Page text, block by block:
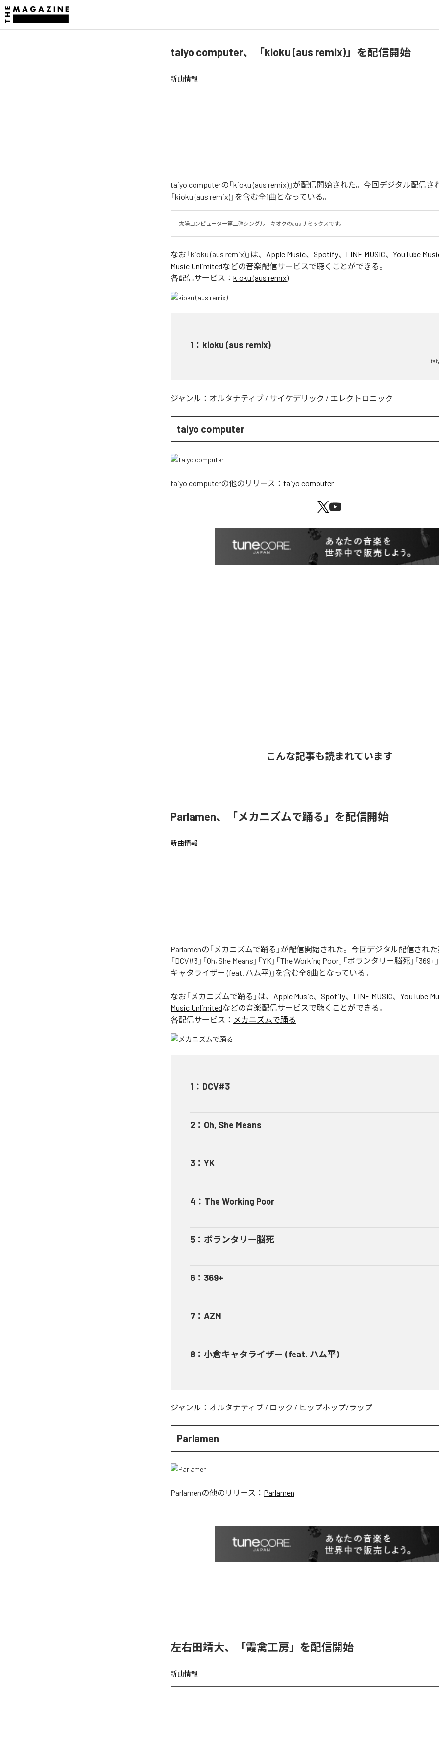
taiyo computer、「kioku (aus remix)」を配信開始
新曲情報
taiyo computerの「kioku (aus remix)」が配信開始された。今回デジタル配信さ
「kioku (aus remix)」を含む全1曲となっている。
太陽コンピューター第二弾シングル　キオクのaus リミックスです。
なお「kioku (aus remix) 」は、 Apple Music、 Spotify、 LINE MUSIC、 YouTube
Music Unlimitedなどの音楽配信サービスで聴くことができる。
各配信サービス： kioku (aus remix)
1 ： kioku (aus remix)
ジャンル： オルタナティブ / サイケデリック / エレクトロニック
taiyo computer
taiyo computerの他のリリース： taiyo computer
こんな記事も読まれています
Parlamen、「メカニズムで踊る」を配信開始
新曲情報
Parlamenの「メカニズムで踊る」が配信開始された。今回デジタル配信された
「DCV#3」「Oh, She Means」「YK」「The Working Poor」「ボランタリー脳死」「369+
キャタライザー (feat. ハム平)」を含む全8曲となっている。
なお「 メカニズムで踊る 」は、 Apple Music、 Spotify、 LINE MUSIC、 YouTube
Music Unlimitedなどの音楽配信サービスで聴くことができる。
各配信サービス： メカニズムで踊る
1 ： DCV#3
2 ： Oh, She Means
3 ： YK
4 ： The Working Poor
5 ： ボランタリー脳死
6 ： 369+
7 ： AZM
8 ： 小倉キャタライザー (feat. ハム平)
ジャンル： オルタナティブ / ロック / ヒップホップ/ラップ
Parlamen
Parlamenの他のリリース： Parlamen
左右田靖大、「霞禽工房」を配信開始
新曲情報